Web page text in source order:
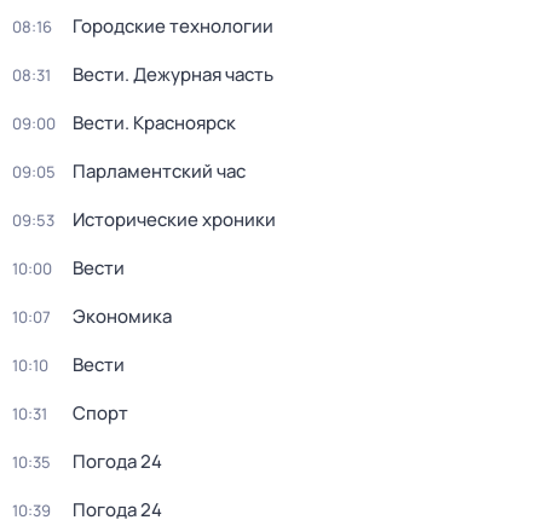
08:16 Городские технологии
08:31 Вести. Дежурная часть
09:00 Вести. Красноярск
09:05 Парламентский час
09:53 Исторические хроники
10:00 Вести
10:07 Экономика
10:10 Вести
10:31 Спорт
10:35 Погода 24
10:39 Погода 24